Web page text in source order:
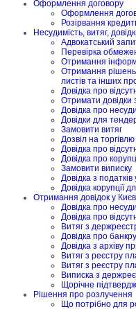
Оформлення договору
Оформлення
Розірвання
Несудимість, витяг,
Адвокатський
Перевірка
Отримання
Отримання рішень,
листів та інших
Довідка про
Отримати довідки
Довідка про
Довідки для
Замовити витяг
Дозвіл на торгівлю
Довідка про
Довідка про
Замовити виписку
Довідка з податків
Довідка корупції
Отримання довідок у
Довідка про
Довідка про
Витяг з
Довідка про
Довідка з архіву
Витяг з реєстру
Витяг з реєстру
Виписка з
Щорічне
Рішення про розлучення
Що потрібно для